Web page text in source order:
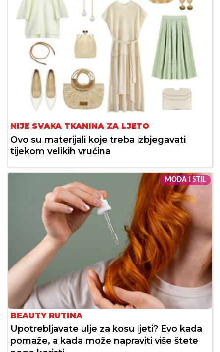
NIJE SVAKA TKANINA ZA LJETO
Ovo su materijali koje treba izbjegavati
tijekom velikih vrućina
MODA I STIL
BEAUTY RUTINA
Upotrebljavate ulje za kosu ljeti? Evo kada
pomaže, a kada može napraviti više štete